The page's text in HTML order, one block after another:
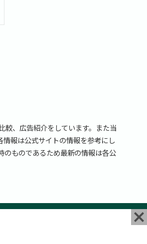
較、広告紹介をしています。また当
報は公式サイトの情報を参考にし
のものであるため最新の情報は各公